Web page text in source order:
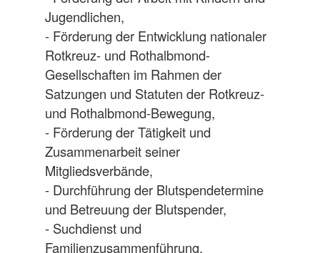
Jugendlichen,
- Förderung der Entwicklung nationaler
Rotkreuz- und Rothalbmond-
Gesellschaften im Rahmen der
Satzungen und Statuten der Rotkreuz-
und Rothalbmond-Bewegung,
- Förderung der Tätigkeit und
Zusammenarbeit seiner
Mitgliedsverbände,
- Durchführung der Blutspendetermine
und Betreuung der Blutspender,
- Suchdienst und
Familienzusammenführung,